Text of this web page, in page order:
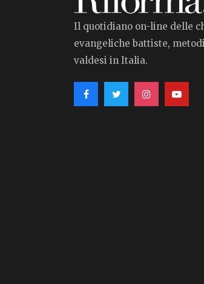
Il quotidiano on-line delle
evangeliche battiste,
valdesi in Italia.